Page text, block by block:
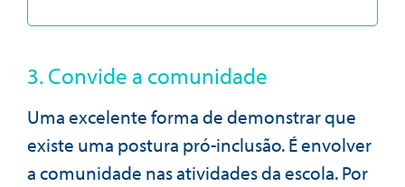
3. Convide a comunidade
Uma excelente forma de demonstrar que
existe uma postura pró-inclusão. É envolver
a comunidade nas atividades da escola. Por